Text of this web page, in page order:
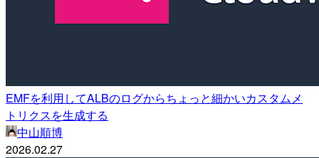
EMFを利用してALBのログからちょっと細かいカスタムメ
トリクスを生成する
中山順博
2026.02.27